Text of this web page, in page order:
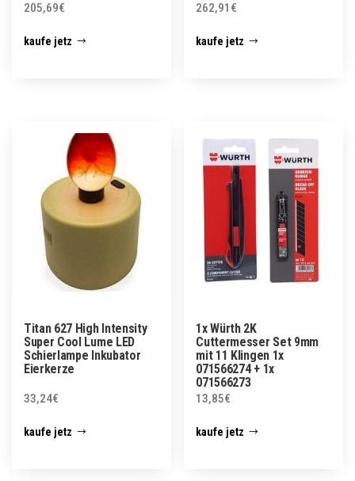
205,69€
kaufe jetz
262,91 €
kaufe jetz
Titan 627 High Intensity
Super Cool Lume LED
Schierlampe Inkubator
Eierkerze
33,24€
kaufe jetz
1x Würth 2K
Cuttermesser Set 9mm
mit 11 Klingen 1x
071566274 + 1x
071566273
13,85€
kaufe jetz